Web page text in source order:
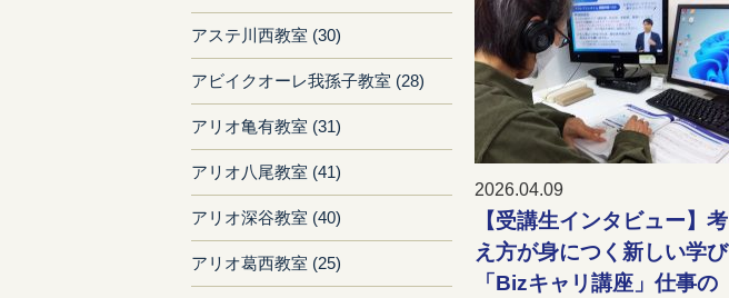
2026.04.09
【受講生インタビュー】考
え方が身につく新しい学び
「Bizキャリ講座」仕事の
アステ川西教室 (30)
アビイクオーレ我孫子教室 (28)
アリオ亀有教室 (31)
アリオ八尾教室 (41)
アリオ深谷教室 (40)
アリオ葛西教室 (25)